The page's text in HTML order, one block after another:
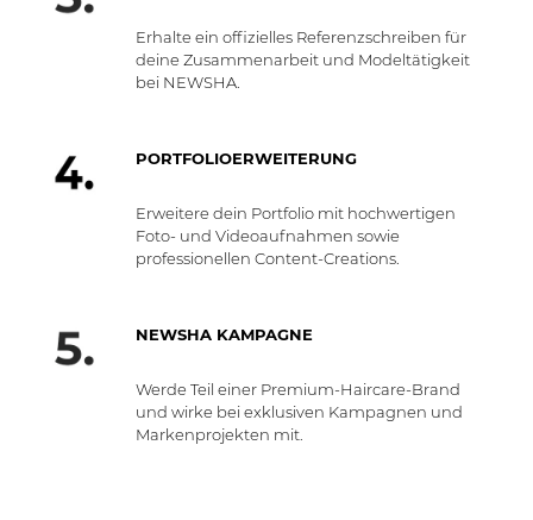
Erhalte ein offizielles Referenzschreiben für
deine Zusammenarbeit und Modeltätigkeit
bei NEWSHA.
PORTFOLIOERWEITERUNG
Erweitere dein Portfolio mit hochwertigen
Foto- und Videoaufnahmen sowie
professionellen Content-Creations.
NEWSHA KAMPAGNE
Werde Teil einer Premium-Haircare-Brand
und wirke bei exklusiven Kampagnen und
Markenprojekten mit.